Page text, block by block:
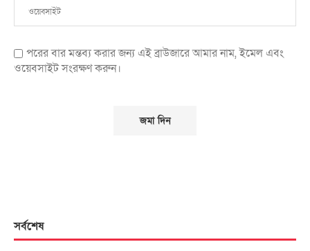
পরের বার মন্তব্য করার জন্য এই ব্রাউজারে আমার নাম, ইমেল এবং
ওয়েবসাইট সংরক্ষণ করুন।
সর্বশেষ